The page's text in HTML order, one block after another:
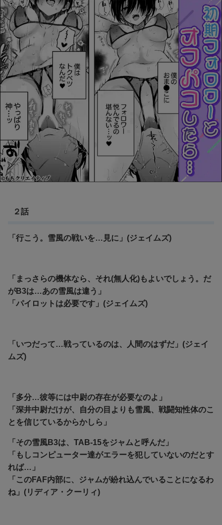
２話
「行こう。雪風の戦いを…見に」(ジェイムズ)
「まっさらの機体なら、それ(無人化)もよいでしょう。だ
がB3は…あの雪風は違う」
「パイロットは必要です」(ジェイムズ)
「いつだって…戦っているのは、人間のはずだ」(ジェイ
ムズ)
「多分…彼等には中尉の存在が必要なのよ」
「深井中尉だけが、自分の目よりも雪風、戦闘知性体のこ
とを信じているからかしら」
「その雪風B3は、TAB-15をジャムと呼んだ」
「もしコンピューター達がエラーを犯していないのだとす
れば…」
「このFAF内部に、ジャムが紛れ込んでいることになるわ
ね」(リディア・クーリィ)